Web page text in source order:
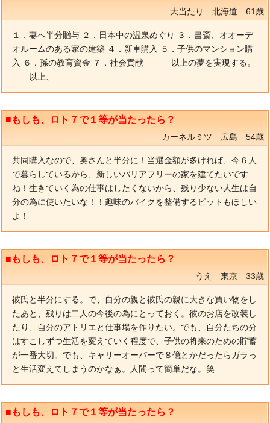
大当たり 北海道 61歳
１．妻へ半分贈与 ２．日本中の温泉めぐり ３．書斎、オオーデ
オルームのある家の建築 ４．新車購入 ５．子供のマンション購
入 ６．孫の教育資金 ７．社会貢献 以上の夢を実現する。
以上、
■もしも、ロト７で１等が当たったら？
カーネルミツ 広島 54歳
共同購入なので、奥さんと半分に！当選金額が多ければ、今６人
で暮らしているから、新しいバリアフリーの家を建てたいです
ね！生きていく為の仕事はしたくないから、残り少ない人生は自
分の為に使いたいな！！趣味のバイクを整備するピットもほしい
よ！
■もしも、ロト７で１等が当たったら？
うえ 東京 33歳
彼氏と半分にする。で、自分の親と彼氏の親に大きな買い物をし
たあと、残りは二人の今後の為にとっておく。彼のお店を改装し
たり、自分のアトリエと仕事場を作りたい。でも、自分たちの分
はすこしずつ生活を変えていく程度で、子供の将来のための貯蓄
が一番大切。でも、キャリーオーバーで８億とかだったらガラっ
と生活変えてしまうのかなぁ。人間って簡単だな。笑
■もしも、ロト７で１等が当たったら？